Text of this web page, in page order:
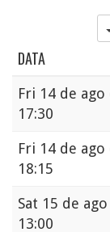
DATA
Fri 14 de ago
17:30
Fri 14 de ago
18:15
Sat 15 de
13:00